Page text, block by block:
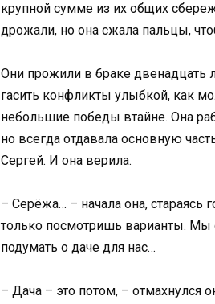
крупной сумме из их общих
дрожали, но она сжала пальцы,
Они прожили в браке двенадцать
гасить конфликты улыбкой, как
небольшие победы втайне. Она
но всегда отдавала основную
Сергей. И она верила.
– Серёжа… – начала она, стараясь
только посмотришь варианты. Мы
подумать о даче для нас…
– Дача – это потом, – отмахнулся